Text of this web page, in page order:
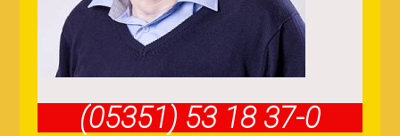
(05351) 53 18 37-0